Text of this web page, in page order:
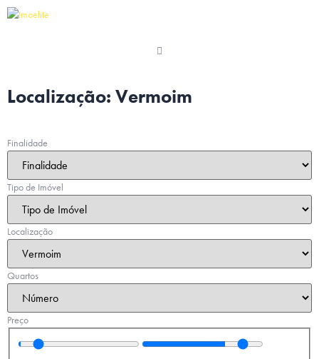
Localização: Vermoim
Finalidade
Tipo de Imóvel
Localização
Quartos
Preço